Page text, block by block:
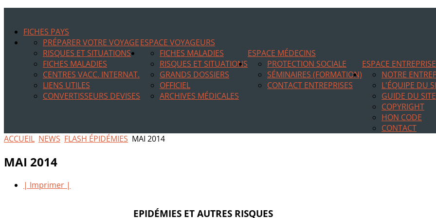
FICHES PAYS
ESPACE VOYAGEURS
PRÉPARER VOTRE VOYAGE
RISQUES ET SITUATIONS
FICHES MALADIES
CENTRES VACC. INTERNAT.
LIENS UTILES
CONVERTISSEURS DEVISES
ESPACE MÉDECINS
FICHES MALADIES
RISQUES ET SITUATIONS
GRANDS DOSSIERS
OFFICIEL
ARCHIVES MÉDICALES
ESPACE
PROTECTION SOCIALE
SÉMINAIRES (FORMATION)
CONTACT ENTREPRISES
NOTRE
L'ÉQUIPE DU
GUIDE DU SITE
COPYRIGHT
HON CODE
CONTACT
ACCUEIL NEWS FLASH ÉPIDÉMIES MAI 2014
MAI 2014
| Imprimer |
EPIDÉMIES ET AUTRES RISQUES